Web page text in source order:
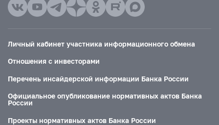
Личный кабинет участника информационного обмена
Отношения с инвесторами
Перечень инсайдерской информации Банка России
Официальное опубликование нормативных актов Банка
России
Проекты нормативных актов Банка России